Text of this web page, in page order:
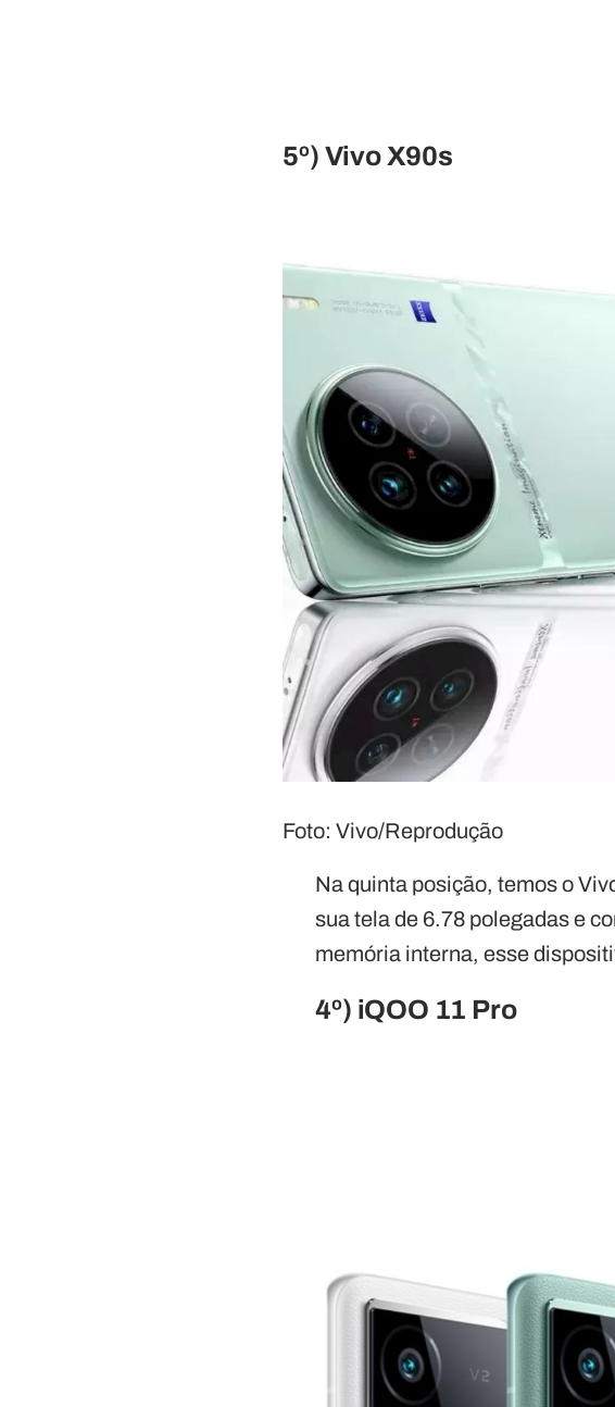
5º) Vivo X90s
Foto: Vivo/Reprodução
Na quinta posição, temos o
sua tela de 6.78 polegadas e
memória interna, esse
4º) iQOO 11 Pro